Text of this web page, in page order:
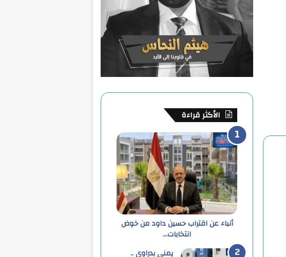
الأكثر قراءة
أنباء عن اقتراب حسين داود من خوض
انتخابات…
يمنى بدراوي ..